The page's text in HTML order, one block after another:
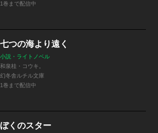
1巻まで配信中
七つの海より遠く
小説・ライトノベル
和泉桂・コウキ。
幻冬舎ルチル文庫
1巻まで配信中
ぼくのスター